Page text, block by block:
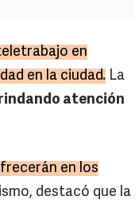
en
en la ciudad. La
atención
en los
destacó que la